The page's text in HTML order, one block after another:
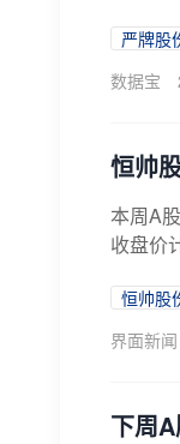
严牌股
数据宝
恒帅
本周A
收盘价
恒帅股
界面新闻
下周